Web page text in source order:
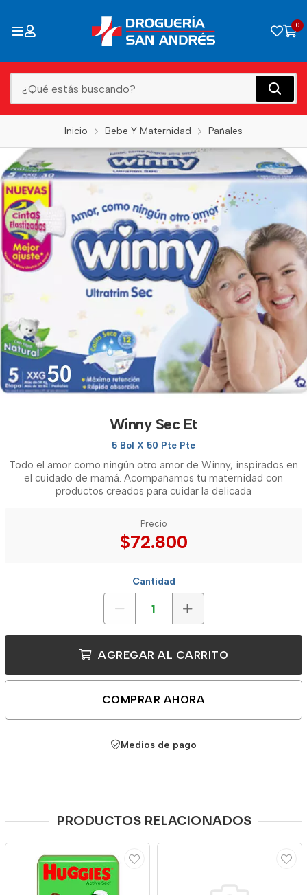
0
Inicio Bebe Y Maternidad Pañales
Winny Sec Et
5 Bol X 50 Pte Pte
Todo el amor como ningún otro amor de Winny, inspirados en
el cuidado de mamá. Acompañamos tu maternidad con
productos creados para cuidar la delicada
Precio
$72.800
Cantidad
AGREGAR AL CARRITO
COMPRAR AHORA
Medios de pago
PRODUCTOS RELACIONADOS